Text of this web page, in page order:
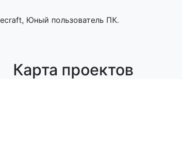
Юный пользователь ПК.
Карта проектов